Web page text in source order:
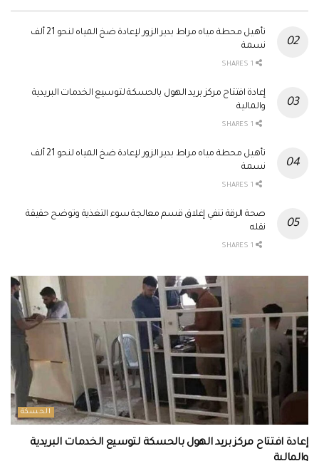
تأهيل محطة مياه مراط بدير الزور لإعادة ضخ المياه لنحو 21 ألف
نسمة
إعادة افتتاح مركز بريد الهول بالحسكة لتوسيع الخدمات البريدية
والمالية
تأهيل محطة مياه مراط بدير الزور لإعادة ضخ المياه لنحو 21 ألف
نسمة
صحة الرقة تنفي إغلاق قسم معالجة سوء التغذية وتوضح حقيقة
نقله
الحسكة
إعادة افتتاح مركز بريد الهول بالحسكة لتوسيع الخدمات البريدية